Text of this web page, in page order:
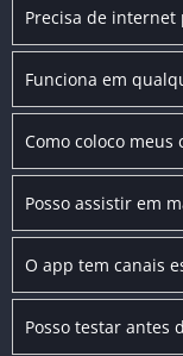
Precisa de internet
Funciona em
Como coloco meus
Posso assistir em
O app tem canais
Posso testar antes